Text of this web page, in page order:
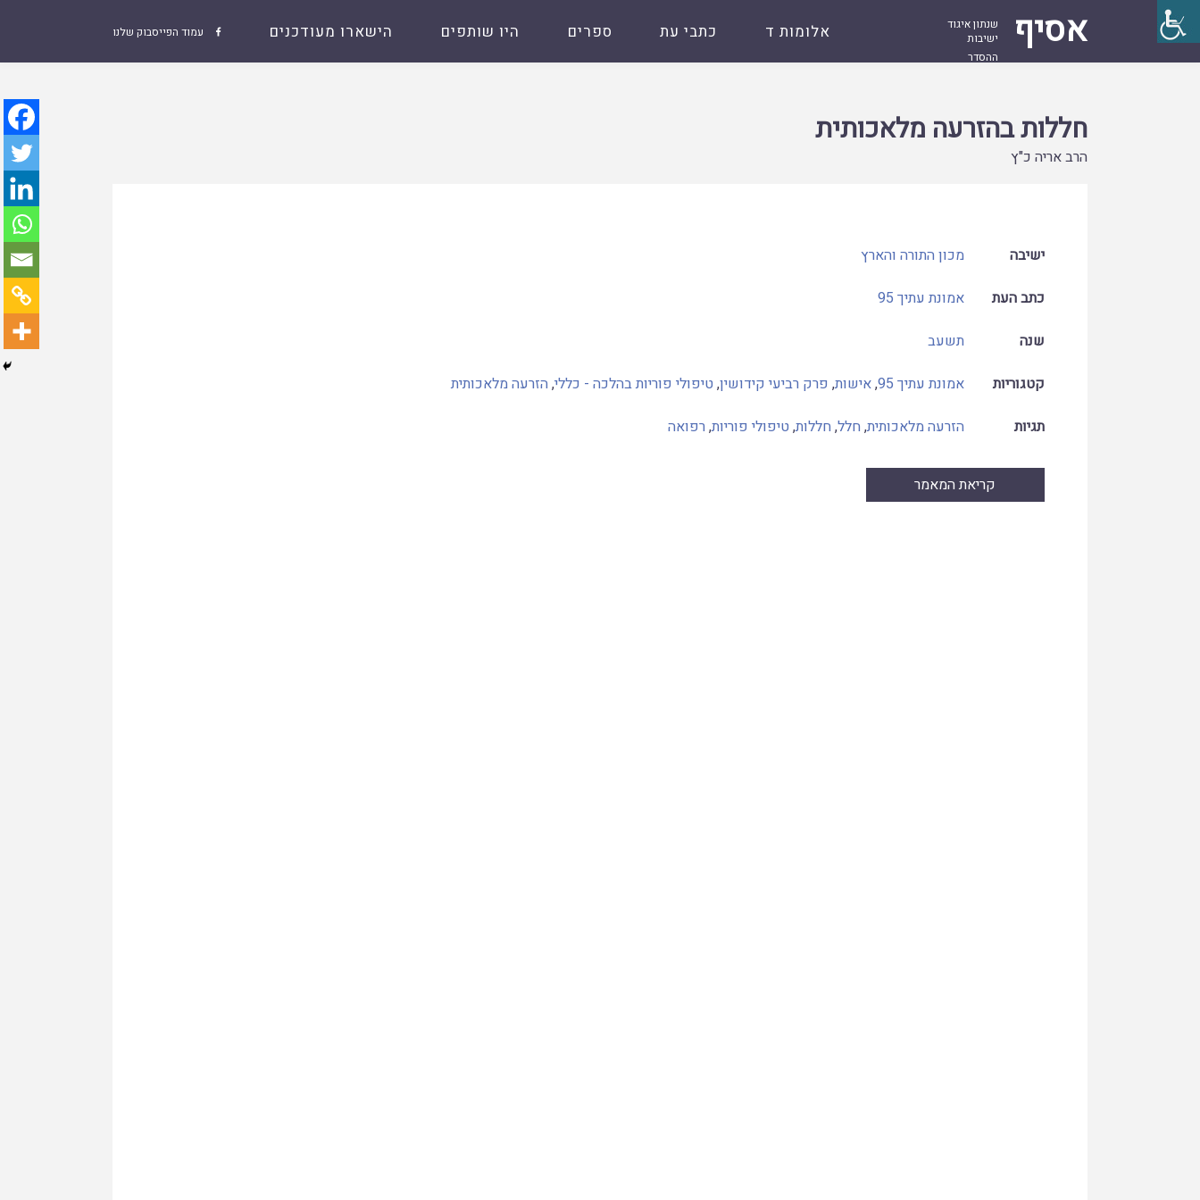
אסיף
שנתון איגוד
ישיבות
ההסדר
 עמוד הפייסבוק שלנו אלומות ד כתבי עת ספרים היו שותפים הישארו מעודכנים
חללות בהזרעה מלאכותית
הרב אריה כ"ץ
ישיבה
מכון התורה והארץ
כתב העת
אמונת עתיך 95
שנה
תשעב
קטגוריות
אמונת עתיך 95 ,אישות, פרק רביעי קידושין, טיפולי פוריות בהלכה - כללי, הזרעה מלאכותית
תגיות
הזרעה מלאכותית, חלל, חללות, טיפולי פוריות,רפואה
קריאת המאמר